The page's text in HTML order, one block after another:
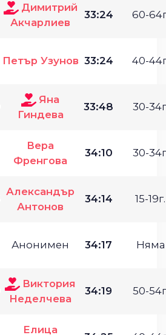
Димитрий
Акчарлиев
33:24 60-
Петър Узунов 33:24 40-
Яна
Гиндева
33:48 30-
Вера
Френгова
34:10 30-
Александър
Антонов
34:14 15-19г.
Анонимен 34:17 Няма
Виктория
Неделчева
34:19 50-
Елица